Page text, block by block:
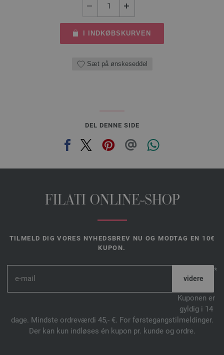
I INDKØBSKURVEN
Sæt på ønskeseddel
DEL DENNE SIDE
FILATI ONLINE-SHOP
TILMELD DIG VORES NYHEDSBREV NU OG MODTAG EN 10€
KUPON.
*
Kuponen er
gyldig i 14
dage. Mindste ordreværdi 45,- €. For førstegangstilmeldinger.
Der kan kun indløses én kupon pr. kunde og ordre.